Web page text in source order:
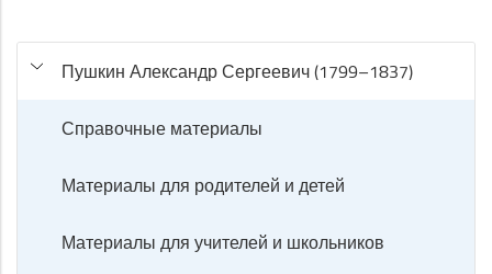
Пушкин Александр Сергеевич (1799–1837)
Справочные материалы
Материалы для родителей и детей
Материалы для учителей и школьников